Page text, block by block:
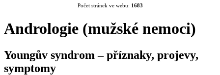
Počet stránek ve webu: 1683
Andrologie (mužské nemoci)
Youngův syndrom – příznaky, projevy,
symptomy